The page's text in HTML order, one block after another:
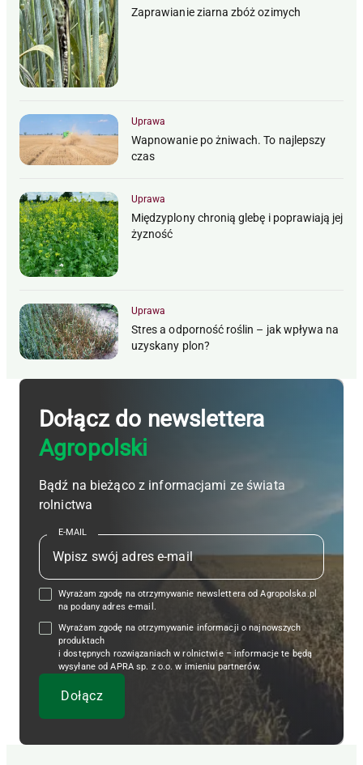
Zaprawianie ziarna zbóż ozimych
Uprawa
Wapnowanie po żniwach. To najlepszy
czas
Uprawa
Międzyplony chronią glebę i poprawiają jej
żyzność
Uprawa
Stres a odporność roślin – jak wpływa na
uzyskany plon?
Dołącz do newslettera
Agropolski
Bądź na bieżąco z informacjami ze świata
rolnictwa
E-MAIL
Wyrażam zgodę na otrzymywanie newslettera od Agropolska.pl
na podany adres e-mail.
Wyrażam zgodę na otrzymywanie informacji o najnowszych
produktach
i dostępnych rozwiązaniach w rolnictwie – informacje te będą
wysyłane od APRA sp. z o.o. w imieniu partnerów.